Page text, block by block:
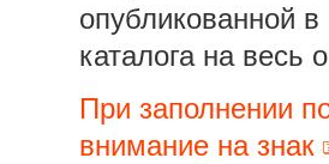
опубликованной
каталога на весь
При заполнении
внимание на знак